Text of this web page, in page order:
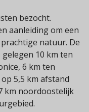
bezocht.
aanleiding om een
natuur. De
10 km ten
6 km ten
5,5 km afstand
km noordoostelijk